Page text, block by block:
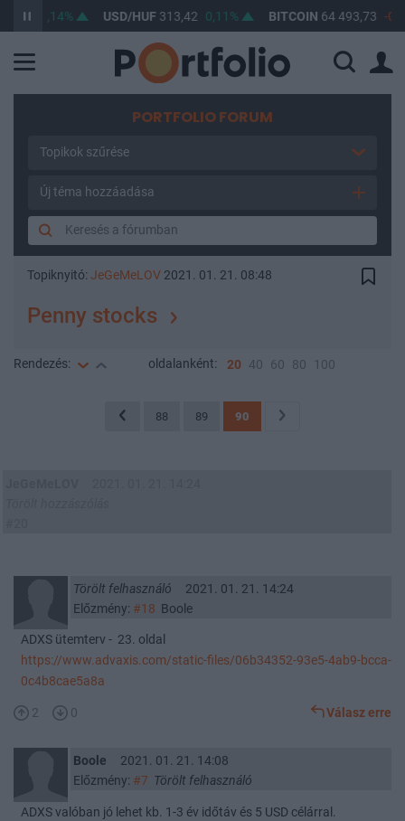
0,14% USD/HUF313,42 0,11% BITCOIN64 493,73 -
PORTFOLIO FORUM
Topikok szűrése
Új téma hozzáadása
Topiknyitó: JeGeMeLOV 2021. 01. 21. 08:48
Penny stocks
Rendezés: oldalanként: 20 40 60 80 100
88 89 90
Törölt felhasználó
2021. 01. 21. 14:24
Előzmény: #18 Boole
ADXS ütemterv - 23. oldal
https://www.advaxis.com/static-files/06b34352-93e5-4ab9-bcca-
0c4b8cae5a8a
2 0 Válasz erre
Boole
2021. 01. 21. 14:08
Előzmény: #7 Törölt felhasználó
ADXS valóban jó lehet kb. 1-3 év időtáv és 5 USD célárral.